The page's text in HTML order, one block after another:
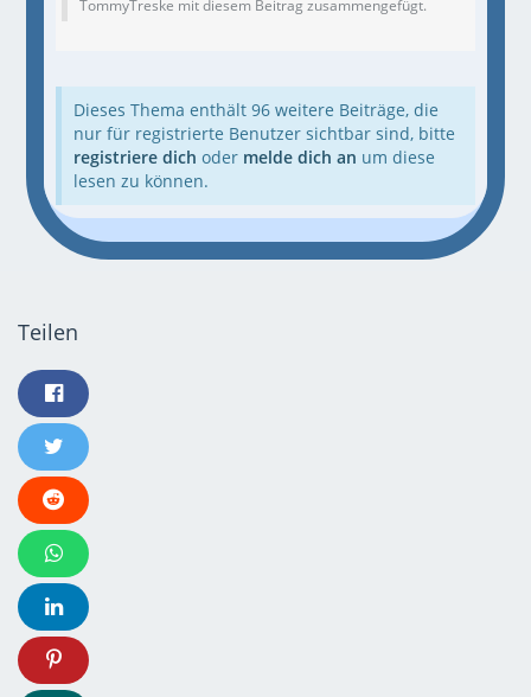
TommyTreske mit diesem Beitrag zusammengefügt.
Dieses Thema enthält 96 weitere Beiträge, die
nur für registrierte Benutzer sichtbar sind, bitte
registriere dich oder melde dich an um diese
lesen zu können.
Teilen